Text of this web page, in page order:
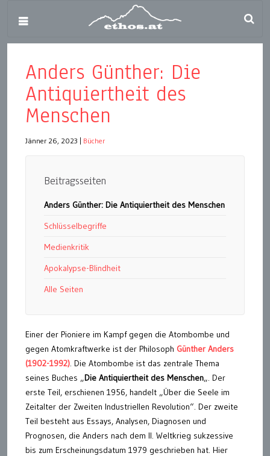
Anders Günther: Die
Antiquiertheit des
Menschen
Jänner 26, 2023 Bücher
Beitragsseiten
Anders Günther: Die Antiquiertheit des Menschen
Schlüsselbegriffe
Medienkritik
Apokalypse-Blindheit
Alle Seiten
Einer der Pioniere im Kampf gegen die Atombombe und
gegen Atomkraftwerke ist der Philosoph Günther Anders
(1902-1992). Die Atombombe ist das zentrale Thema
seines Buches „Die Antiquiertheit des Menschen„. Der
erste Teil, erschienen 1956, handelt „Über die Seele im
Zeitalter der Zweiten Industriellen Revolution“. Der zweite
Teil besteht aus Essays, Analysen, Diagnosen und
Prognosen, die Anders nach dem II. Weltkrieg sukzessive
bis zum Erscheinungsdatum 1979 geschrieben hat. Hier